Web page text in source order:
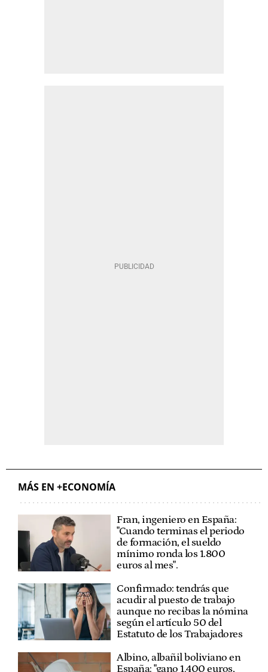
MÁS EN +ECONOMÍA
Fran, ingeniero en España:
"Cuando terminas el periodo
de formación, el sueldo
mínimo ronda los 1.800
euros al mes".
Confirmado: tendrás que
acudir al puesto de trabajo
aunque no recibas la nómina
según el artículo 50 del
Estatuto de los Trabajadores
Albino, albañil boliviano en
España: "gano 1.400 euros,